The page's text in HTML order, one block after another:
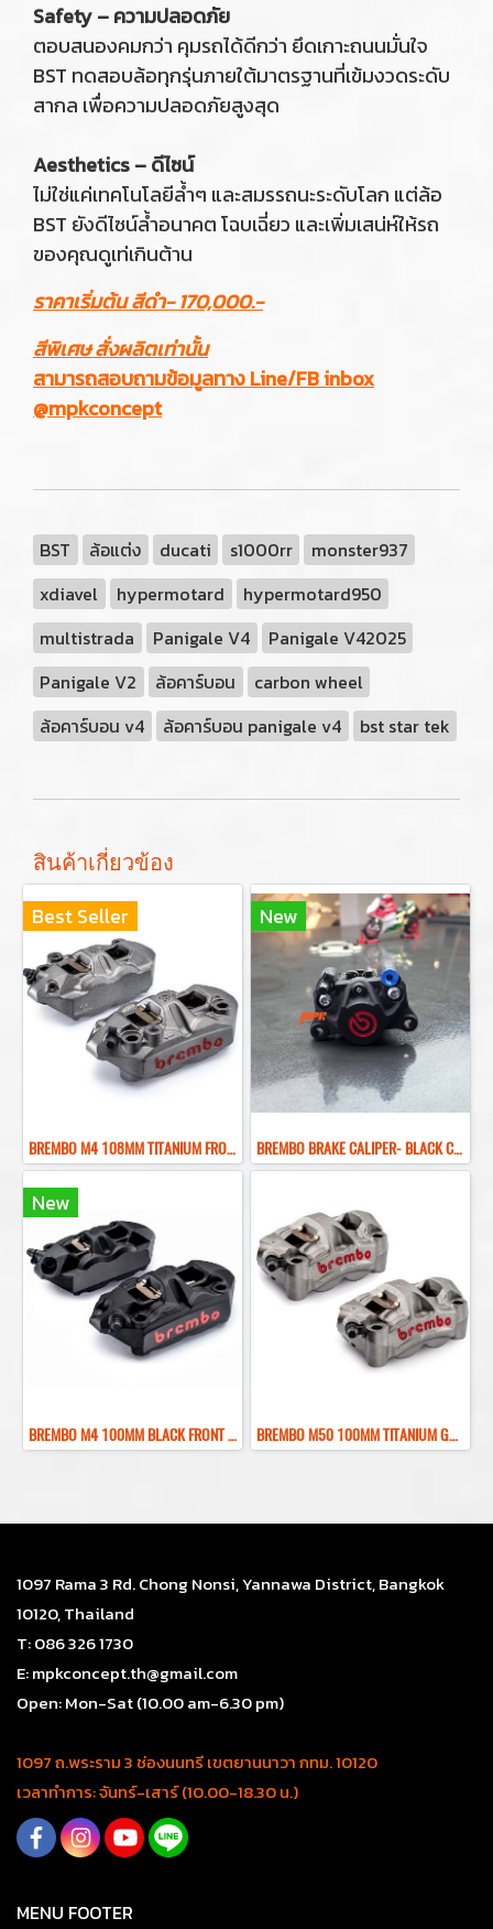
Safety – ความปลอดภัย
ตอบสนองคมกว่า คุมรถได้ดีกว่า ยึดเกาะถนนมั่นใจ
BST ทดสอบล้อทุกรุ่นภายใต้มาตรฐานที่เข้มงวดระดับ
สากล เพื่อความปลอดภัยสูงสุด
Aesthetics – ดีไซน์
ไม่ใช่แค่เทคโนโลยีล้ำๆ และสมรรถนะระดับโลก แต่ล้อ
BST ยังดีไซน์ล้ำอนาคต โฉบเฉี่ยว และเพิ่มเสน่ห์ให้รถ
ของคุณดูเท่เกินต้าน
ราคาเริ่มต้น สีดำ- 170,000.-
สีพิเศษ สั่งผลิตเท่านั้น
สามารถสอบถามข้อมูลทาง Line/FB inbox
@mpkconcept
BST ล้อแต่ง ducati s1000rr
monster937
xdiavel
hypermotard
hypermotard950
multistrada
Panigale V4
Panigale V42025
Panigale V2
ล้อคาร์บอน
carbon wheel
ล้อคาร์บอน v4
ล้อคาร์บอน panigale v4 bst star tek
สินค้าเกี่ยวข้อง
Best Seller
BREMBO M4 108MM TITANIUM FRONT BRAKE CALIPER ปั๊มเบรคเบรมโบ้สีไทเทเนียม 108MM
New
ฺBREMBO BRAKE CALIPER- BLACK COLOR REAR BRAKE RED LOGO
New
BREMBO M4 100MM BLACK FRONT BRAKE CALIPER ปั๊มเบรคเบรมโบ้สีดำ 100MM BREMBO M50 100MM TITANIUM GRAY FRONT BRAKE CALIPER ปั๊มเบรคเบรมโบ้สีเทา 100MM
1097 Rama 3 Rd. Chong Nonsi, Yannawa District, Bangkok
10120, Thailand
T: 086 326 1730
E: mpkconcept.th@gmail.com
Open: Mon-Sat (10.00 am-6.30 pm)
1097 ถ.พระราม 3 ช่องนนทรี เขตยานนาวา กทม. 10120
เวลาทำการ: จันทร์-เสาร์ (10.00-18.30 น.)
MENU FOOTER